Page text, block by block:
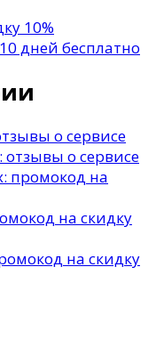
10%
дней бесплатно
о сервисе
отзывы о сервисе
промокод на
на скидку
на скидку